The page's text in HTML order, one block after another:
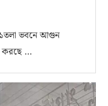
ভবনে আগুন
করছে …